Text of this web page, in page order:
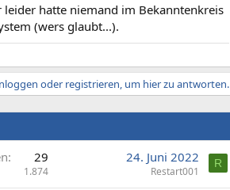
hatte niemand im Bekanntenkreis
(wers glaubt...).
oder registrieren, um hier zu antworten.
29
1.874
24. Juni 2022
Restart001
R